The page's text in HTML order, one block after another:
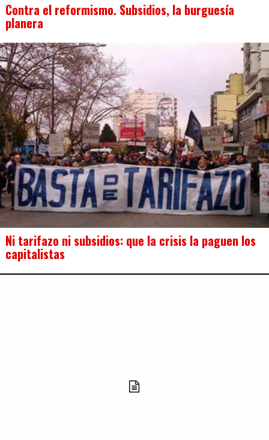
Contra el reformismo. Subsidios, la burguesía
planera
Ni tarifazo ni subsidios: que la crisis la paguen los
capitalistas